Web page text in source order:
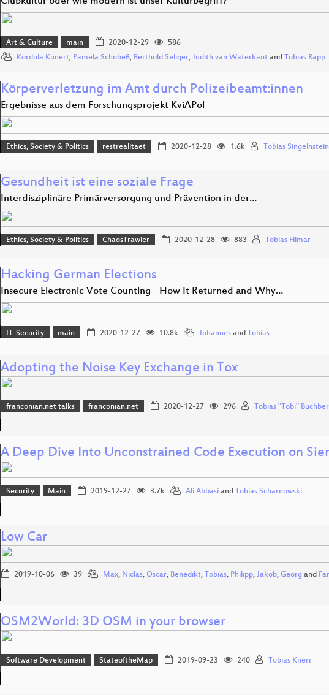
Art & Culture main 2020-12-29
586
Kordula Kunert, Pamela Schobeß, Berthold Seliger, Judith van Waterkant and Tobias Rapp
Körperverletzung im Amt durch Polizeibeamt:innen
Ergebnisse aus dem Forschungsprojekt KviAPol
Ethics, Society & Politics restrealitaet 2020-12-28 1.6k Tobias Singelnstein
Gesundheit ist eine soziale Frage
Interdisziplinäre Primärversorgung und Prävention in der…
Ethics, Society & Politics ChaosTrawler 2020-12-28 883 Tobias Filmar
Hacking German Elections
Insecure Electronic Vote Counting - How It Returned and Why…
IT-Security main 2020-12-27 10.8k Johannesand Tobias
Adopting the Noise Key Exchange in Tox
franconian.net talks franconian.net 2020-12-27 296 Tobias "Tobi"
A Deep Dive Into Unconstrained Code Execution on
Security Main 2019-12-27 3.7k Ali Abbasiand Tobias Scharnowski
Low Car
2019-10-06 39 Max, Niclas, Oscar, Benedikt, Tobias, Philipp, Jakob, Georg and
OSM2World: 3D OSM in your browser
Software Development StateoftheMap 2019-09-23 240 Tobias Knerr